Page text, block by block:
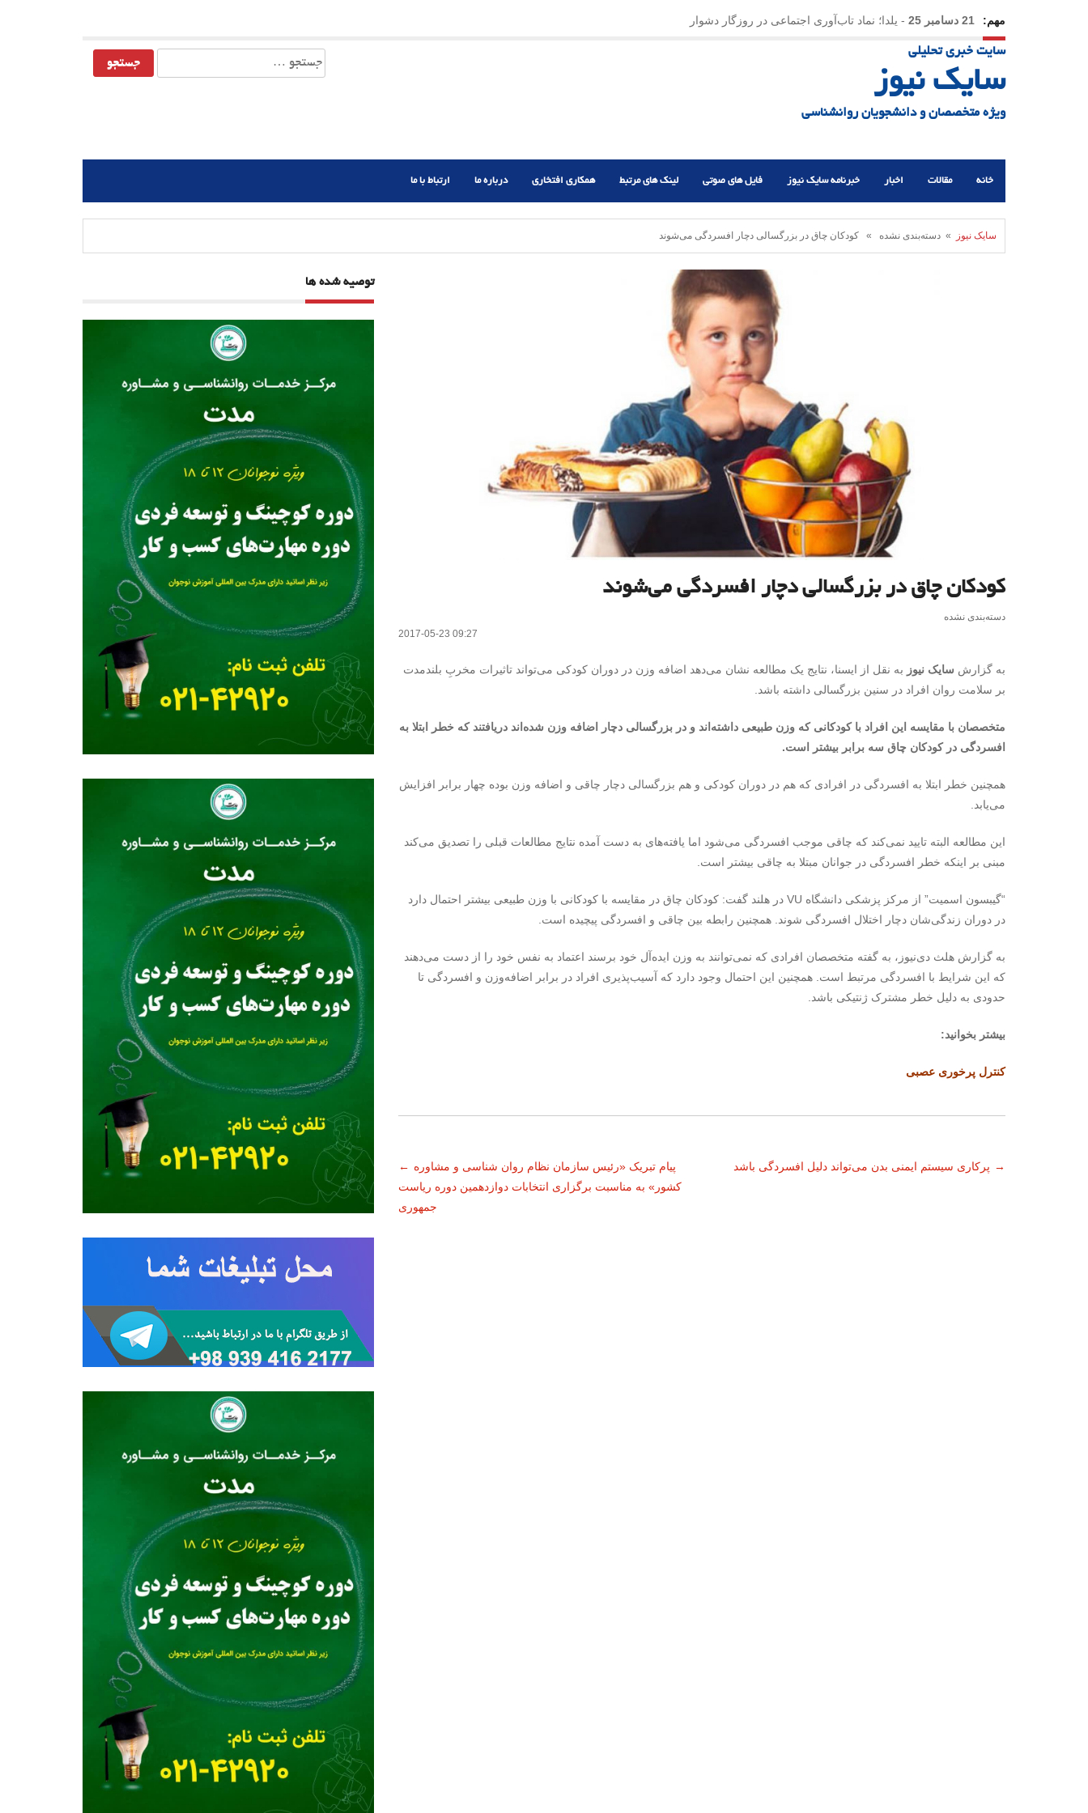
مهم: 21 دسامبر 25 - یلدا؛ نماد تاب‌آوری اجتماعی در روزگار دشوار
سایت خبری تحلیلی
سایک نیوز
ویژه متخصصان و دانشجویان روانشناسی
جستجو
برای:
خانه مقالات اخبار خبرنامه سایک نیوز فایل های صوتی لینک های مرتبط همکاری افتخاری درباره ما ارتباط با ما
سایک نیوز » دسته‌بندی نشده » کودکان چاق در بزرگسالی دچار افسردگی می‌شوند
کودکان چاق در بزرگسالی دچار افسردگی می‌شوند
دسته‌بندی نشده
2017-05-23 09:27
به گزارش سایک نیوز به نقل از ایسنا، نتایج یک مطالعه نشان می‌دهد اضافه وزن در دوران کودکی می‌تواند تاثیرات مخربِ بلندمدت
بر سلامت روان افراد در سنین بزرگسالی داشته باشد.
متخصصان با مقایسه این افراد با کودکانی که وزن طبیعی داشته‌اند و در بزرگسالی دچار اضافه وزن شده‌اند دریافتند که خطر ابتلا به
افسردگی در کودکان چاق سه برابر بیشتر است.
همچنین خطر ابتلا به افسردگی در افرادی که هم در دوران کودکی و هم بزرگسالی دچار چاقی و اضافه وزن بوده چهار برابر افزایش
می‌یابد.
این مطالعه البته تایید نمی‌کند که چاقی موجب افسردگی می‌شود اما یافته‌های به دست آمده نتایج مطالعات قبلی را تصدیق می‌کند
مبنی بر اینکه خطر افسردگی در جوانان مبتلا به چاقی بیشتر است.
“گیبسون اسمیت” از مرکز پزشکی دانشگاه VU در هلند گفت: کودکان چاق در مقایسه با کودکانی با وزن طبیعی بیشتر احتمال دارد
در دوران زندگی‌شان دچار اختلال افسردگی شوند. همچنین رابطه بین چاقی و افسردگی پیچیده است.
به گزارش هلث دی‌نیوز، به گفته متخصصان افرادی که نمی‌توانند به وزن ایده‌آل خود برسند اعتماد به نفس خود را از دست می‌دهند
که این شرایط با افسردگی مرتبط است. همچنین این احتمال وجود دارد که آسیب‌پذیری افراد در برابر اضافه‌وزن و افسردگی تا
حدودی به دلیل خطر مشترک ژنتیکی باشد.
بیشتر بخوانید:
کنترل پرخوری عصبی
ناوبری
← پیام تبریک «رئیس سازمان نظام روان شناسی و مشاوره
کشور» به مناسبت برگزاری انتخابات دوازدهمین دوره ریاست
جمهوری
پرکاری سیستم ایمنی بدن می‌تواند دلیل افسردگی باشد →
توصیه شده ها